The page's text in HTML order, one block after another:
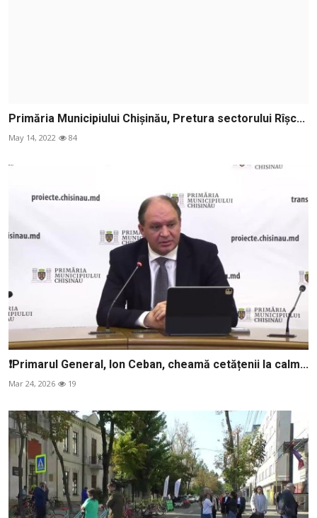
Primăria Municipiului Chișinău, Pretura sectorului Rîşc...
May 14, 2022 84
❗️Primarul General, Ion Ceban, cheamă cetățenii la calm...
Mar 24, 2026 19